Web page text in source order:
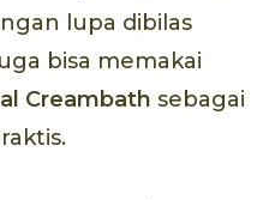
lupa dibilas
bisa memakai
Creambath sebagai